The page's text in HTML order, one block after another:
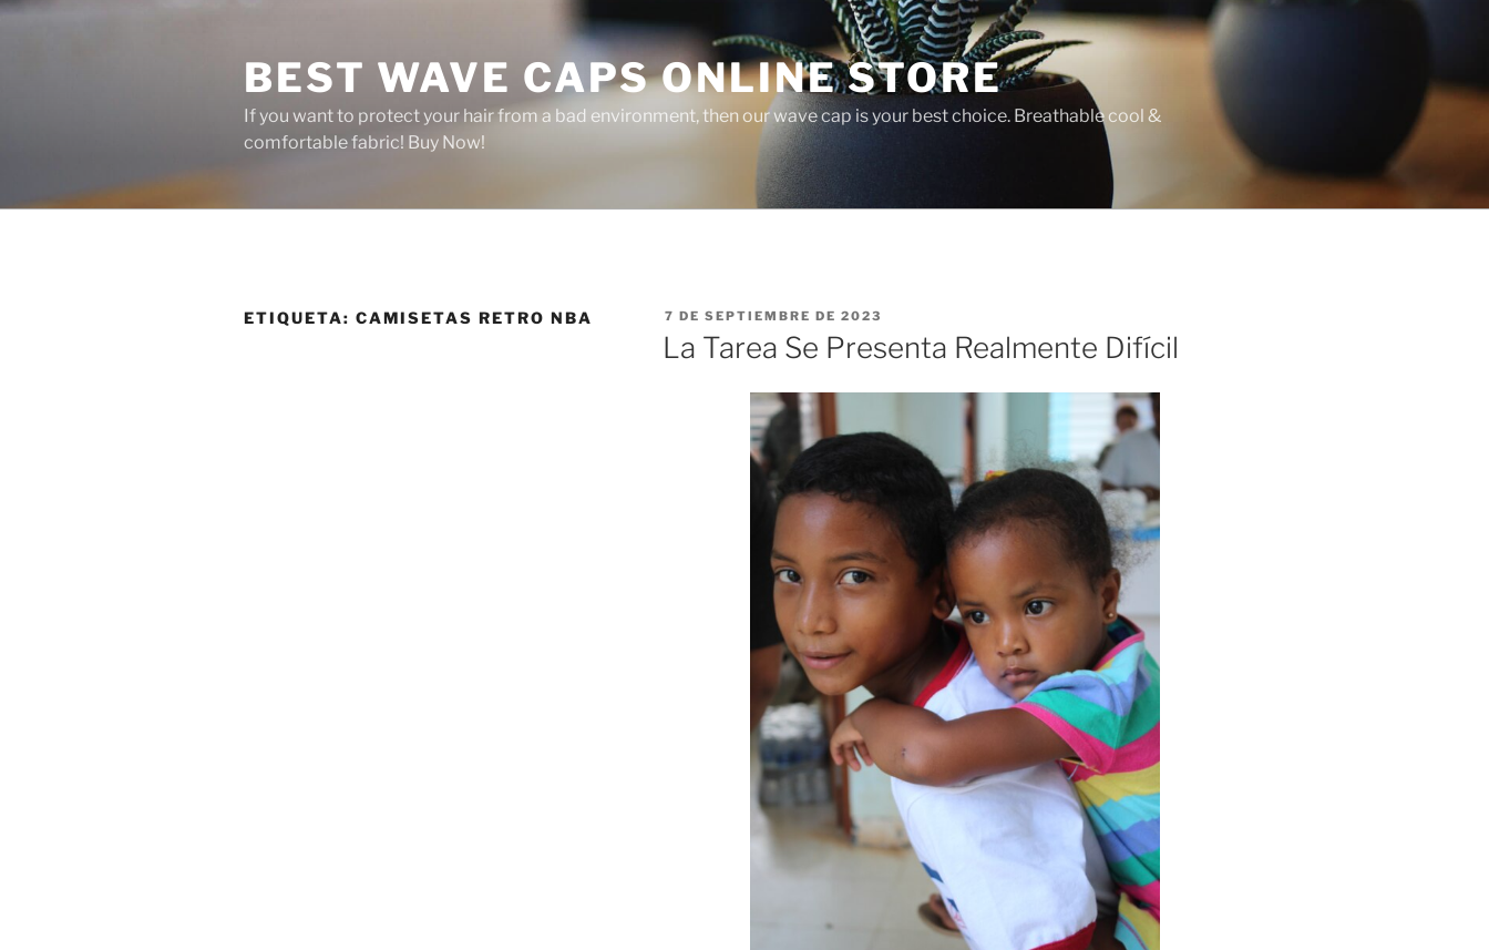
Saltar
BEST WAVE CAPS ONLINE STORE
If you want to protect your hair from a bad environment, then our wave cap is your best choice. Breathable cool &
comfortable fabric! Buy Now!
ETIQUETA: CAMISETAS RETRO NBA
PUBLICADO
EL
7 DE SEPTIEMBRE DE 2023
La Tarea Se Presenta Realmente Difícil